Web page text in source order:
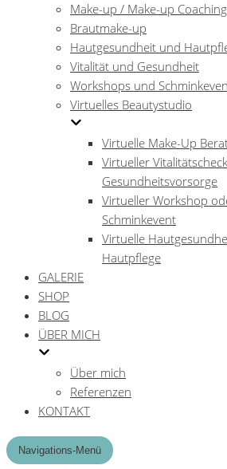
Make-up / Make-up Coaching
Brautmake-up
Hautgesundheit und
Vitalität und Gesundheit
Workshops und
Virtuelles Beautystudio
Virtuelle Make-Up
Virtueller
Gesundheitsvorsorge
Virtueller Workshop
Schminkevent
Virtuelle
Hautpflege
GALERIE
SHOP
BLOG
ÜBER MICH
Über mich
Referenzen
KONTAKT
Navigations-Menü